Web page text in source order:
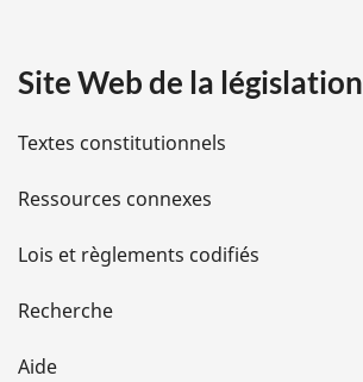
i
l
s
d
e
l
Site Web de la législation
Textes constitutionnels
Ressources connexes
Lois et règlements codifiés
Recherche
Aide